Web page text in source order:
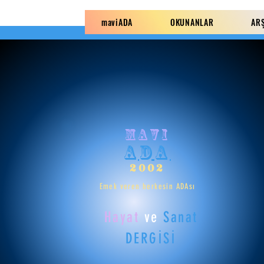
maviADA OKUNANLAR
mavi
ADA
2002
Hayat ve Sanat
DERGİSİ
Emek veren herkesin ADAsı